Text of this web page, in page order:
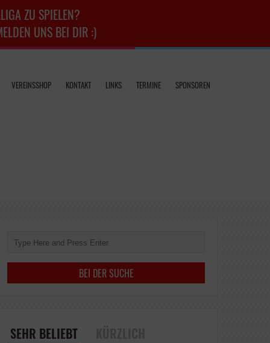
ZU SPIELEN?
UNS BEI DIR :)
VEREINSSHOP KONTAKT LINKS TERMINE SPONSOREN
SEHR BELIEBT